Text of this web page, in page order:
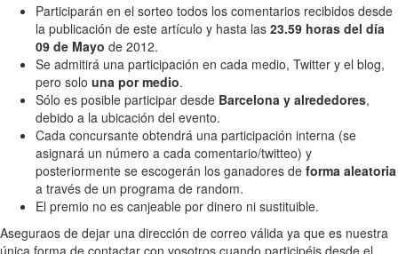
Participarán en el sorteo todos los comentarios recibidos desde
la publicación de este artículo y hasta las 23.59 horas del día
09 de Mayo de 2012.
Se admitirá una participación en cada medio, Twitter y el blog,
pero solo una por medio.
Sólo es posible participar desde Barcelona y alrededores,
debido a la ubicación del evento.
Cada concursante obtendrá una participación interna (se
asignará un número a cada comentario/twitteo) y
posteriormente se escogerán los ganadores de forma aleatoria
a través de un programa de random.
El premio no es canjeable por dinero ni sustituible.
Aseguraos de dejar una dirección de correo válida ya que es nuestra
única forma de contactar con vosotros cuando participéis desde el